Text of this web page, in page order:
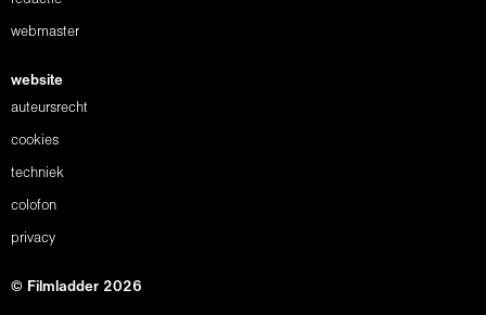
webmaster
website
auteursrecht
cookies
techniek
colofon
privacy
© Filmladder 2026